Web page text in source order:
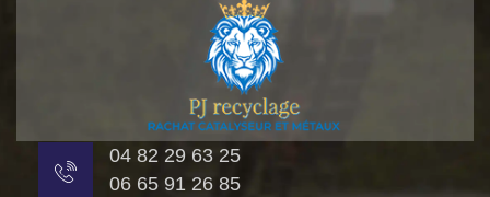
04 82 29 63 25
06 65 91 26 85